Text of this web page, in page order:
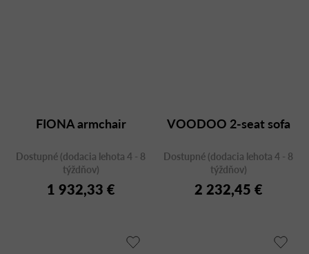
FIONA armchair
Dostupné (dodacia lehota 4 - 8
týždňov)
1 932,33 €
VOODOO 2-seat sofa
Dostupné (dodacia lehota 4 - 8
týždňov)
2 232,45 €